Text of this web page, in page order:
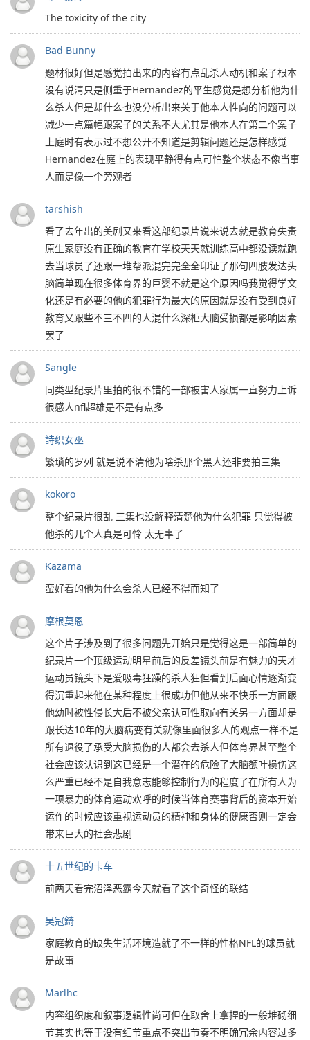
The toxicity of the city
Bad Bunny
题材很好但是感觉拍出来的内容有点乱杀人动机和案子根本
没有说清只是侧重于Hernandez的平生感觉是想分析他为什
么杀人但是却什么也没分析出来关于他本人性向的问题可以
减少一点篇幅跟案子的关系不大尤其是他本人在第二个案子
上庭时有表示过不想公开不知道是剪辑问题还是怎样感觉
Hernandez在庭上的表现平静得有点可怕整个状态不像当事
人而是像一个旁观者
tarshish
看了去年出的美剧又来看这部纪录片说来说去就是教育失责
原生家庭没有正确的教育在学校天天就训练高中都没读就跑
去当球员了还跟一堆帮派混完完全全印证了那句四肢发达头
脑简单现在很多体育界的巨婴不就是这个原因吗我觉得学文
化还是有必要的他的犯罪行为最大的原因就是没有受到良好
教育又跟些不三不四的人混什么深柜大脑受损都是影响因素
罢了
Sangle
同类型纪录片里拍的很不错的一部被害人家属一直努力上诉
很感人nfl超雄是不是有点多
詩织女巫
繁琐的罗列 就是说不清他为啥杀那个黑人还非要拍三集
kokoro
整个纪录片很乱 三集也没解释清楚他为什么犯罪 只觉得被
他杀的几个人真是可怜 太无辜了
Kazama
蛮好看的他为什么会杀人已经不得而知了
摩根莫恩
这个片子涉及到了很多问题先开始只是觉得这是一部简单的
纪录片一个顶级运动明星前后的反差镜头前是有魅力的天才
运动员镜头下是爱吸毒狂躁的杀人狂但看到后面心情逐渐变
得沉重起来他在某种程度上很成功但他从来不快乐一方面跟
他幼时被性侵长大后不被父亲认可性取向有关另一方面却是
跟长达10年的大脑病变有关就像里面很多人的观点一样不是
所有退役了承受大脑损伤的人都会去杀人但体育界甚至整个
社会应该认识到这已经是一个潜在的危险了大脑额叶损伤这
么严重已经不是自我意志能够控制行为的程度了在所有人为
一项暴力的体育运动欢呼的时候当体育赛事背后的资本开始
运作的时候应该重视运动员的精神和身体的健康否则一定会
带来巨大的社会悲剧
十五世纪的卡车
前两天看完沼泽恶霸今天就看了这个奇怪的联结
吴冠錡
家庭教育的缺失生活环境造就了不一样的性格NFL的球员就
是故事
Marlhc
内容组织度和叙事逻辑性尚可但在取舍上拿捏的一般堆砌细
节其实也等于没有细节重点不突出节奏不明确冗余内容过多